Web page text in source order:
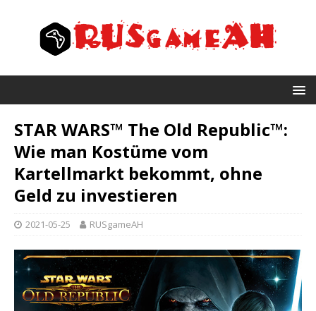
STAR WARS™ The Old Republic™:
Wie man Kostüme vom
Kartellmarkt bekommt, ohne
Geld zu investieren
2021-05-25 RUSgameAH